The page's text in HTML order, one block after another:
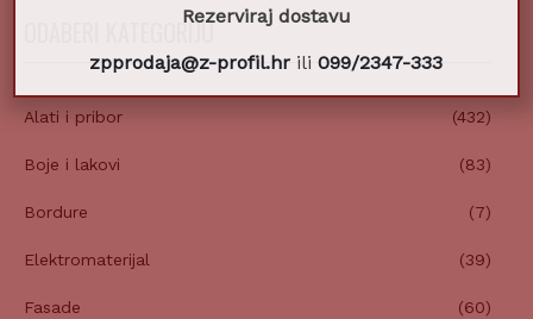
ODABERI KATEGORIJU
Alati i pribor (432)
Boje i lakovi (83)
Bordure (7)
Elektromaterijal (39)
Fasade (60)
Rezerviraj dostavu
zpprodaja@z-profil.hr ili099/2347-333